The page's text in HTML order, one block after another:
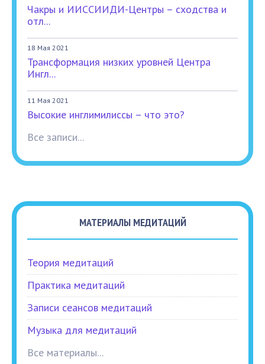
Чакры и ИИССИИДИ-Центры – сходства и
отл...
18 Мая 2021
Трансформация низких уровней Центра
Ингл...
11 Мая 2021
Высокие инглимилиссы – что это?
Все записи...
МАТЕРИАЛЫ МЕДИТАЦИЙ
Теория медитаций
Практика медитаций
Записи сеансов медитаций
Музыка для медитаций
Все материалы...